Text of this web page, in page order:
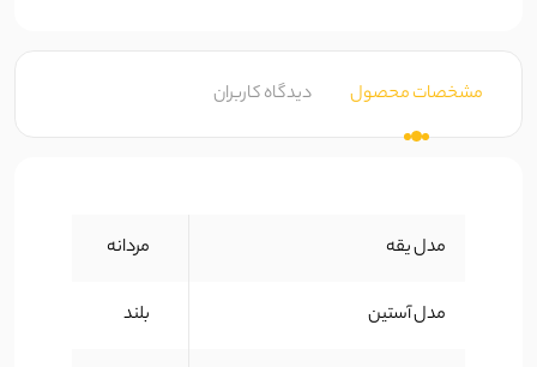
مشخصات محصول دیدگاه کاربران
مدل یقه مردانه
مدل آستین بلند